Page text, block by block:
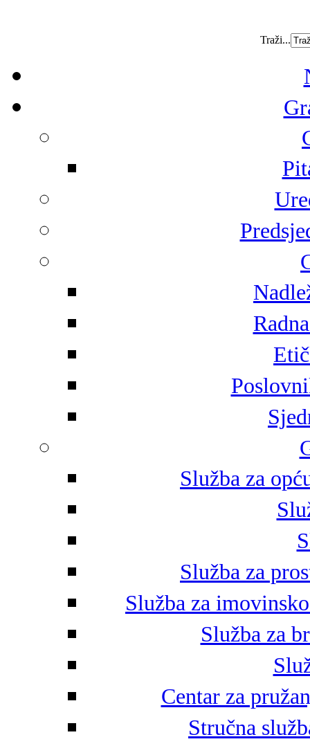
Traži...
Služba za
Služba za
Služba za
Služba za
Centar za
Stručna